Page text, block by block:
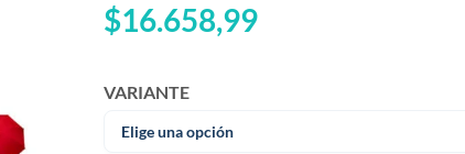
$16.658,99
VARIANTE